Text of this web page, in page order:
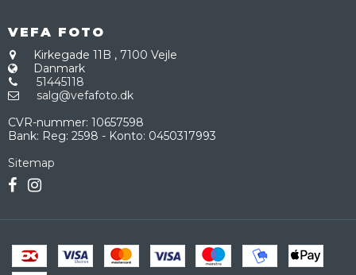
VEFA FOTO
Kirkegade 11B , 7100 Vejle
Danmark
51445118
salg@vefafoto.dk
CVR-nummer: 10657598
Bank: Reg: 2598 - Konto: 0450317993
Sitemap